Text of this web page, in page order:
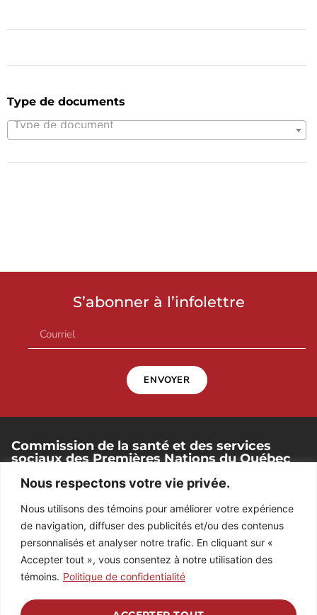
Nous respectons votre vie privée.
Nous utilisons des témoins pour améliorer votre expérience
de navigation, diffuser des publicités et/ou des contenus
personnalisés et analyser notre trafic. En cliquant sur «
Accepter tout », vous consentez à notre utilisation des
témoins. Politique de confidentialité
Type de documents
Type de document
S’abonner à l’infolettre
ENVOYER
Commission de la santé et des services
sociaux des Premières Nations du Québec
Wendake (Québec). G0A 4V0
418 842-1540
RÉPERTOIRE DES EMPLOYÉS